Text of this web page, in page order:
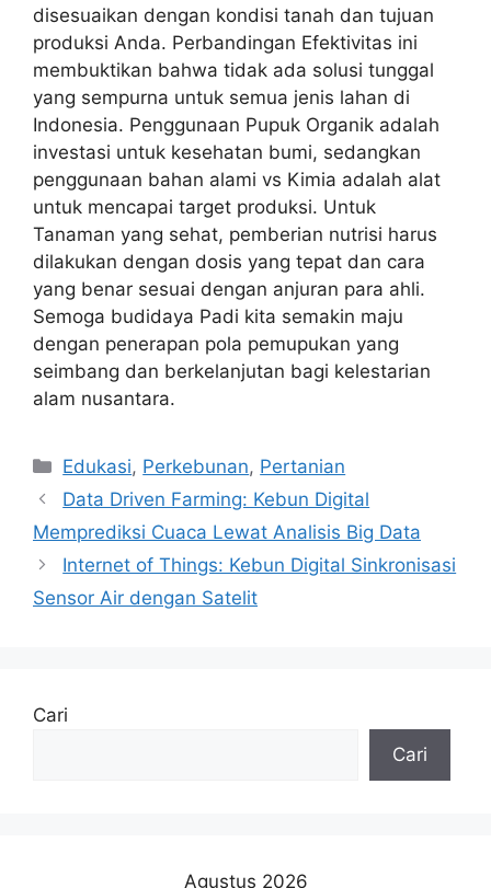
disesuaikan dengan kondisi tanah dan tujuan
produksi Anda. Perbandingan Efektivitas ini
membuktikan bahwa tidak ada solusi tunggal
yang sempurna untuk semua jenis lahan di
Indonesia. Penggunaan Pupuk Organik adalah
investasi untuk kesehatan bumi, sedangkan
penggunaan bahan alami vs Kimia adalah alat
untuk mencapai target produksi. Untuk
Tanaman yang sehat, pemberian nutrisi harus
dilakukan dengan dosis yang tepat dan cara
yang benar sesuai dengan anjuran para ahli.
Semoga budidaya Padi kita semakin maju
dengan penerapan pola pemupukan yang
seimbang dan berkelanjutan bagi kelestarian
alam nusantara.
Kategori
Edukasi, Perkebunan, Pertanian
Data Driven Farming: Kebun Digital
Memprediksi Cuaca Lewat Analisis Big Data
Internet of Things: Kebun Digital Sinkronisasi
Sensor Air dengan Satelit
Cari
Cari
Agustus 2026